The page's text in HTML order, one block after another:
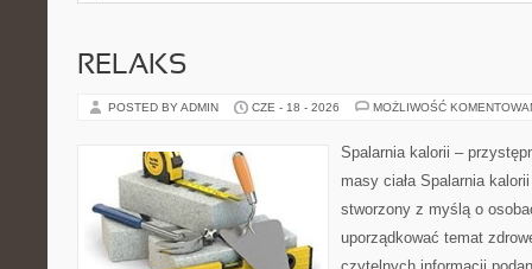
RELAKS
POSTED BY ADMIN CZE - 18 - 2026 MOŻLIWOŚĆ
Spalarnia kalorii –
masy ciała Spalarnia
stworzony z myślą o
uporządkować temat